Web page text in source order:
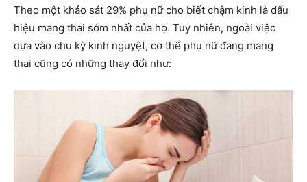
Theo một khảo sát 29% phụ nữ cho biết chậm kinh là dấu
hiệu mang thai sớm nhất của họ. Tuy nhiên, ngoài việc
dựa vào chu kỳ kinh nguyệt, cơ thể phụ nữ đang mang
thai cũng có những thay đổi như: